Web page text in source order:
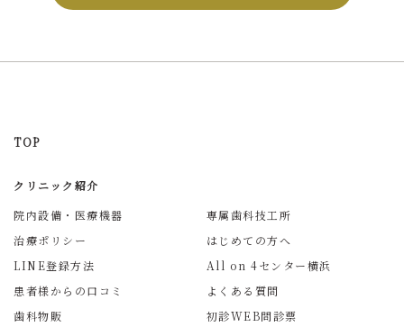
TOP
クリニック紹介
院内設備・医療機器
専属歯科技工所
治療ポリシー
はじめての方へ
LINE登録方法
All on 4センター横浜
患者様からの口コミ
よくある質問
歯科物販
初診WEB問診票